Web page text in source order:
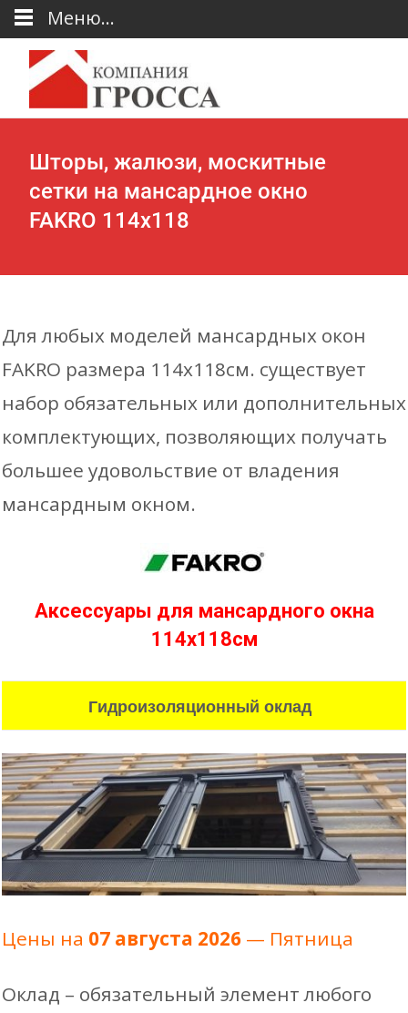
Шторы, жалюзи, москитные
сетки на мансардное окно
FAKRO 114х118
Для любых моделей мансардных окон
FAKRO размера 114х118см. существует
набор обязательных или дополнительных
комплектующих, позволяющих получать
большее удовольствие от владения
мансардным окном.
Аксессуары для мансардного окна
114х118см
Гидроизоляционный оклад
Цены на 07 августа 2026 — Пятница
Оклад – обязательный элемент любого
Меню...